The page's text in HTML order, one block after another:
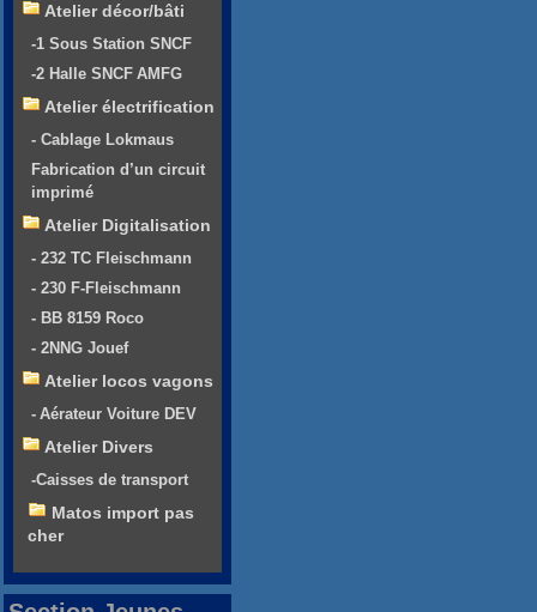
Atelier décor/bâti
-1 Sous Station SNCF
-2 Halle SNCF AMFG
Atelier électrification
- Cablage Lokmaus
Fabrication d’un circuit
imprimé
Atelier Digitalisation
- 232 TC Fleischmann
- 230 F-Fleischmann
- BB 8159 Roco
- 2NNG Jouef
Atelier locos vagons
- Aérateur Voiture DEV
Atelier Divers
-Caisses de transport
Matos import pas
cher